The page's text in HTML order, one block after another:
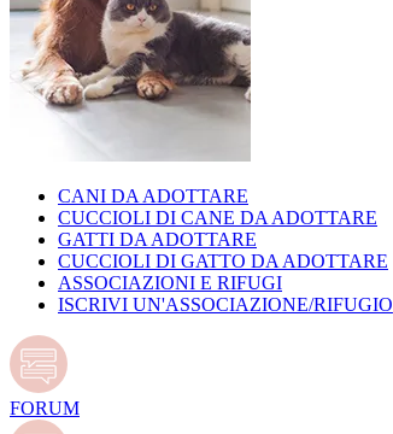
CANI DA ADOTTARE
CUCCIOLI DI CANE DA ADOTTARE
GATTI DA ADOTTARE
CUCCIOLI DI GATTO DA ADOTTARE
ASSOCIAZIONI E RIFUGI
ISCRIVI UN'ASSOCIAZIONE/RIFUGIO
FORUM